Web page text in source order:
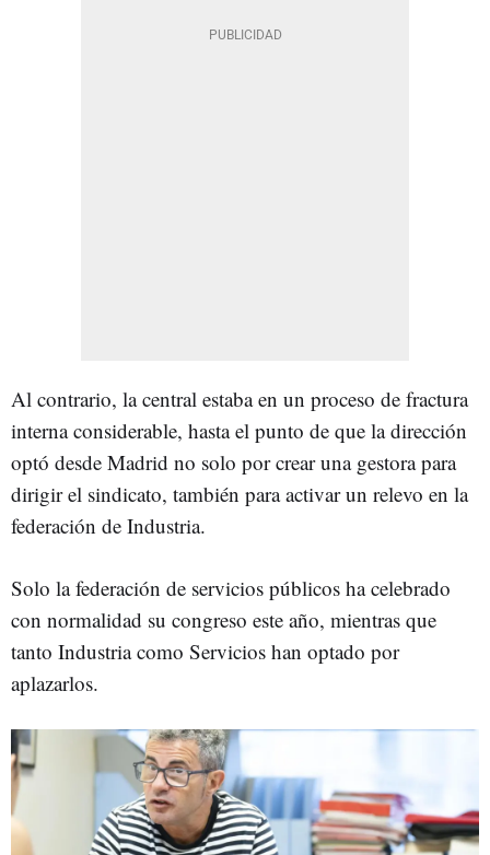
Al contrario, la central estaba en un proceso de fractura
interna considerable, hasta el punto de que la dirección
optó desde Madrid no solo por crear una gestora para
dirigir el sindicato, también para activar un relevo en la
federación de Industria.
Solo la federación de servicios públicos ha celebrado
con normalidad su congreso este año, mientras que
tanto Industria como Servicios han optado por
aplazarlos.